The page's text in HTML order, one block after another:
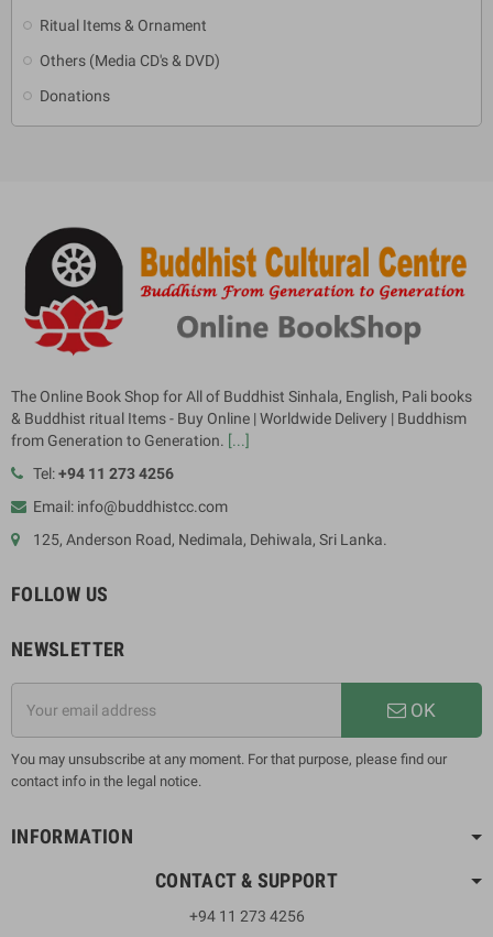
Ritual Items & Ornament
Others (Media CD's & DVD)
Donations
The Online Book Shop for All of Buddhist Sinhala, English, Pali books
& Buddhist ritual Items - Buy Online | Worldwide Delivery | Buddhism
from Generation to Generation. [...]
Tel:+94 11 273 4256
Email: info@buddhistcc.com
125, Anderson Road, Nedimala, Dehiwala, Sri Lanka.
FOLLOW US
NEWSLETTER
OK
You may unsubscribe at any moment. For that purpose, please find our
contact info in the legal notice.
INFORMATION
CONTACT & SUPPORT
+94 11 273 4256